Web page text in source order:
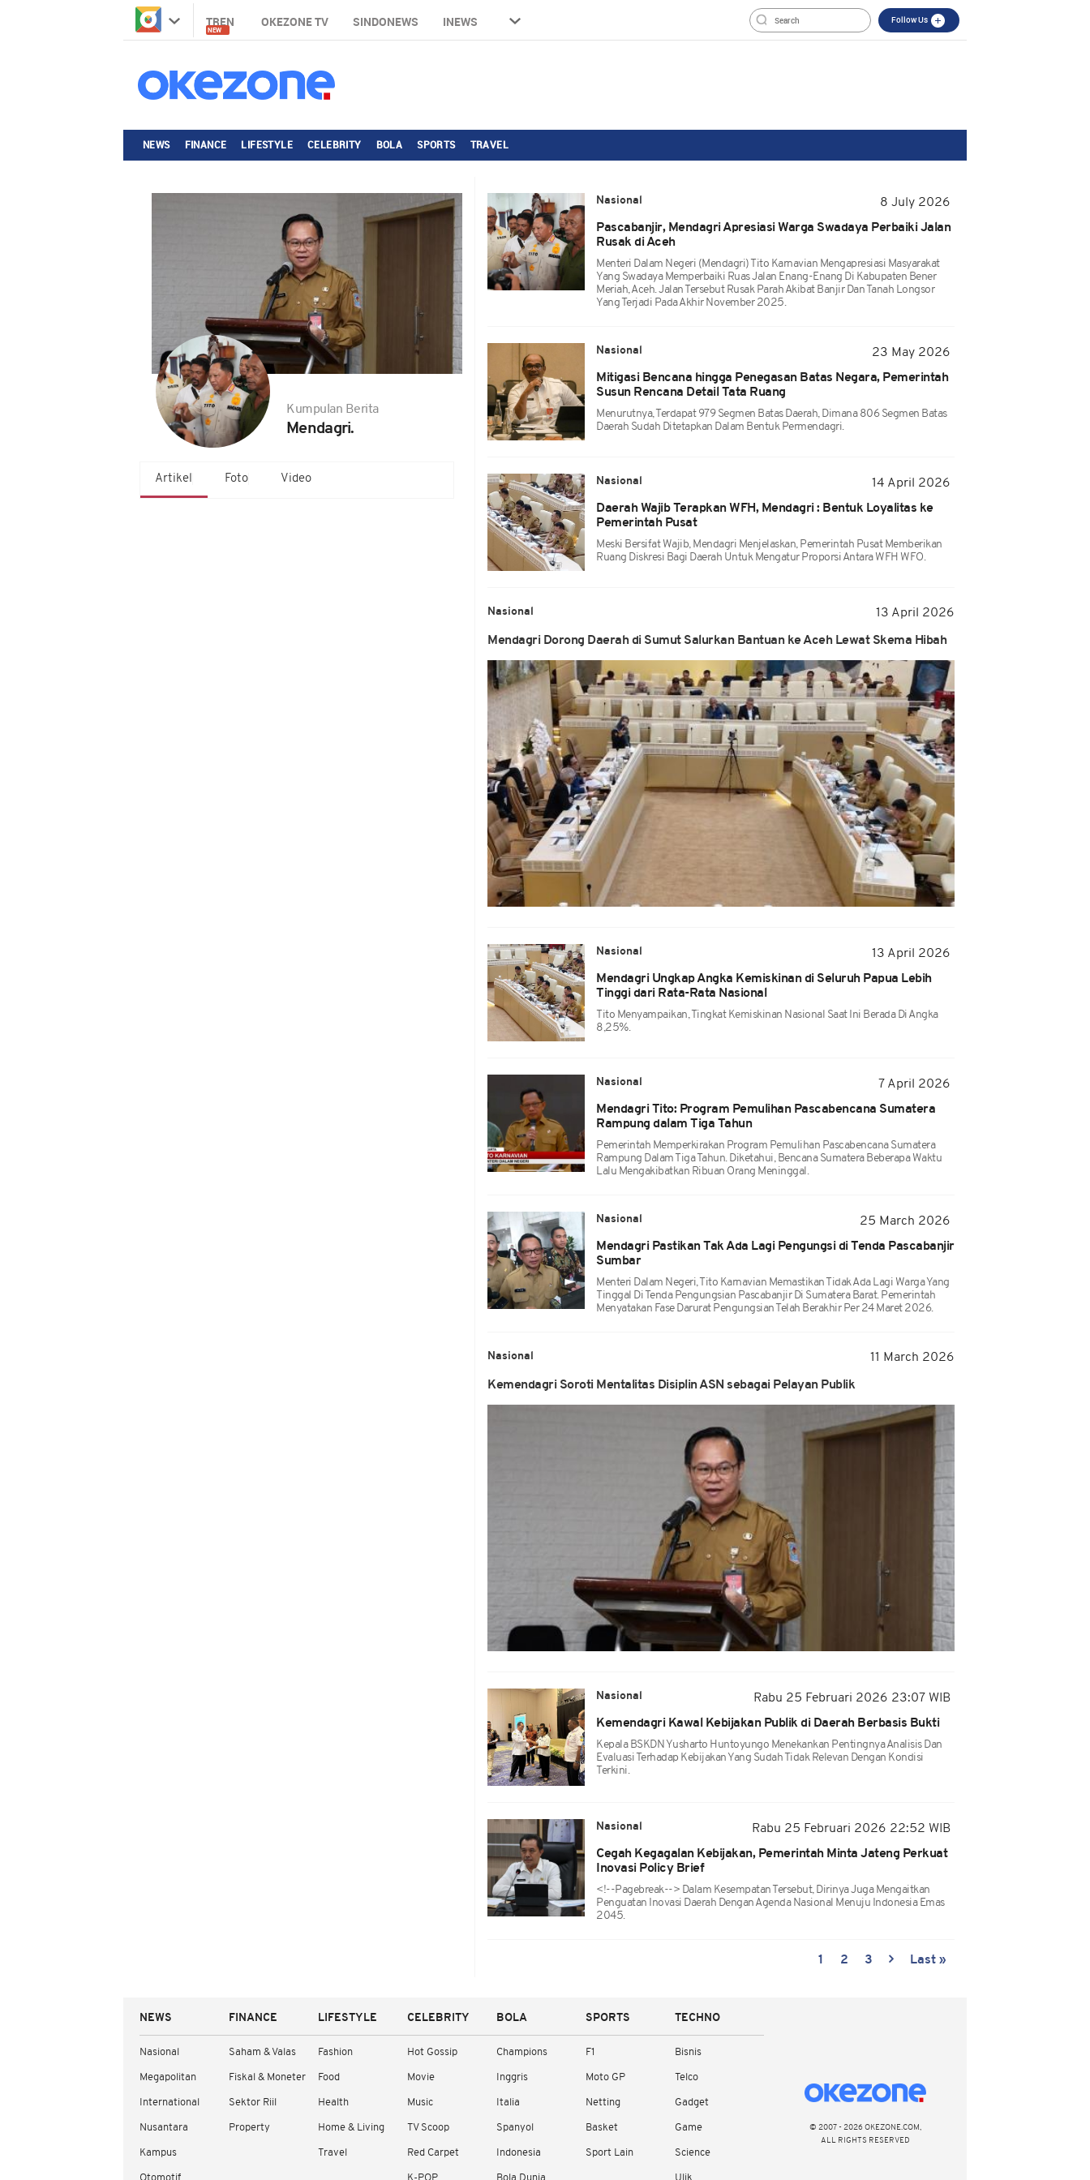
TREN
NEW
OKEZONE TV SINDONEWS INEWS Follow Us
NEWS FINANCE LIFESTYLE CELEBRITY BOLA SPORTS TRAVEL
Kumpulan Berita
Mendagri.
Artikel Foto Video
Nasional
8 July 2026
Pascabanjir, Mendagri Apresiasi Warga Swadaya Perbaiki Jalan
Rusak di Aceh
Menteri Dalam Negeri (Mendagri) Tito Karnavian Mengapresiasi Masyarakat
Yang Swadaya Memperbaiki Ruas Jalan Enang-Enang Di Kabupaten Bener
Meriah, Aceh. Jalan Tersebut Rusak Parah Akibat Banjir Dan Tanah Longsor
Yang Terjadi Pada Akhir November 2025.
Nasional
23 May 2026
Mitigasi Bencana hingga Penegasan Batas Negara, Pemerintah
Susun Rencana Detail Tata Ruang
Menurutnya, Terdapat 979 Segmen Batas Daerah, Dimana 806 Segmen Batas
Daerah Sudah Ditetapkan Dalam Bentuk Permendagri.
Nasional
14 April 2026
Daerah Wajib Terapkan WFH, Mendagri : Bentuk Loyalitas ke
Pemerintah Pusat
Meski Bersifat Wajib, Mendagri Menjelaskan, Pemerintah Pusat Memberikan
Ruang Diskresi Bagi Daerah Untuk Mengatur Proporsi Antara WFH WFO.
Nasional 13 April 2026
Mendagri Dorong Daerah di Sumut Salurkan Bantuan ke Aceh Lewat Skema Hibah
Nasional
13 April 2026
Mendagri Ungkap Angka Kemiskinan di Seluruh Papua Lebih
Tinggi dari Rata-Rata Nasional
Tito Menyampaikan, Tingkat Kemiskinan Nasional Saat Ini Berada Di Angka
8,25%.
Nasional
7 April 2026
Mendagri Tito: Program Pemulihan Pascabencana Sumatera
Rampung dalam Tiga Tahun
Pemerintah Memperkirakan Program Pemulihan Pascabencana Sumatera
Rampung Dalam Tiga Tahun. Diketahui, Bencana Sumatera Beberapa Waktu
Lalu Mengakibatkan Ribuan Orang Meninggal.
Nasional
25 March 2026
Mendagri Pastikan Tak Ada Lagi Pengungsi di Tenda Pascabanjir
Sumbar
Menteri Dalam Negeri, Tito Karnavian Memastikan Tidak Ada Lagi Warga Yang
Tinggal Di Tenda Pengungsian Pascabanjir Di Sumatera Barat. Pemerintah
Menyatakan Fase Darurat Pengungsian Telah Berakhir Per 24 Maret 2026.
Nasional 11 March 2026
Kemendagri Soroti Mentalitas Disiplin ASN sebagai Pelayan Publik
Nasional
Rabu 25 Februari 2026 23:07 WIB
Kemendagri Kawal Kebijakan Publik di Daerah Berbasis Bukti
Kepala BSKDN Yusharto Huntoyungo Menekankan Pentingnya Analisis Dan
Evaluasi Terhadap Kebijakan Yang Sudah Tidak Relevan Dengan Kondisi
Terkini.
Nasional
Rabu 25 Februari 2026 22:52 WIB
Cegah Kegagalan Kebijakan, Pemerintah Minta Jateng Perkuat
Inovasi Policy Brief
<!--pagebreak--> Dalam Kesempatan Tersebut, Dirinya Juga Mengaitkan
Penguatan Inovasi Daerah Dengan Agenda Nasional Menuju Indonesia Emas
2045.
1 2 3 Last »
NEWS
Nasional
Megapolitan
International
Nusantara
Kampus
FINANCE
Saham & Valas
Fiskal & Moneter
Sektor Riil
Property
LIFESTYLE
Fashion
Food
Health
Home & Living
Travel
CELEBRITY
Hot Gossip
Movie
Music
TV Scoop
Red Carpet
BOLA
Champions
Inggris
Italia
Spanyol
Indonesia
SPORTS
F1
Moto GP
Netting
Basket
Sport Lain
TECHNO
Bisnis
Telco
Gadget
Game
Science
© 2007 - 2026 OKEZONE.COM,
ALL RIGHTS RESERVED